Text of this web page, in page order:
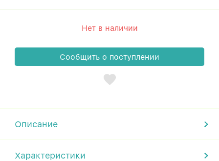
Нет в наличии
Сообщить о поступлении
Описание
Характеристики